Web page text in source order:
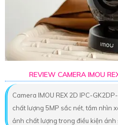
REVIEW CAMERA IMOU
Camera IMOU REX 2D IPC-
chất lượng 5MP sắc nét, tầm nhìn
ảnh chất lượng trong điều kiện ánh